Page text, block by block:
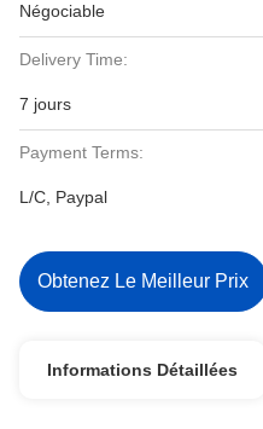
Négociable
Delivery Time:
7 jours
Payment Terms:
L/C, Paypal
Obtenez Le Meilleur Prix
Informations Détaillées